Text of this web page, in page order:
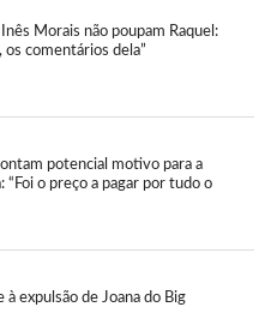
Morais não poupam Raquel:
os comentários dela”
potencial motivo para a
“Foi o preço a pagar por tudo o
à expulsão de Joana do Big